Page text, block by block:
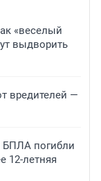
«веселый
выдворить
вредителей —
БПЛА погибли
12-летняя